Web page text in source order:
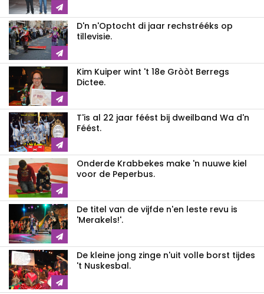
D'n n'Optocht di jaar rechstrééks op
tillevisie.
Kim Kuiper wint 't 18e Gròòt Berregs
Dictee.
T'is al 22 jaar féést bij dweilband Wa d'n
Féést.
Onderde Krabbekes make 'n nuuwe kiel
voor de Peperbus.
De titel van de vijfde n'en leste revu is
'Merakels!'.
De kleine jong zinge n'uit volle borst tijdes
't Nuskesbal.